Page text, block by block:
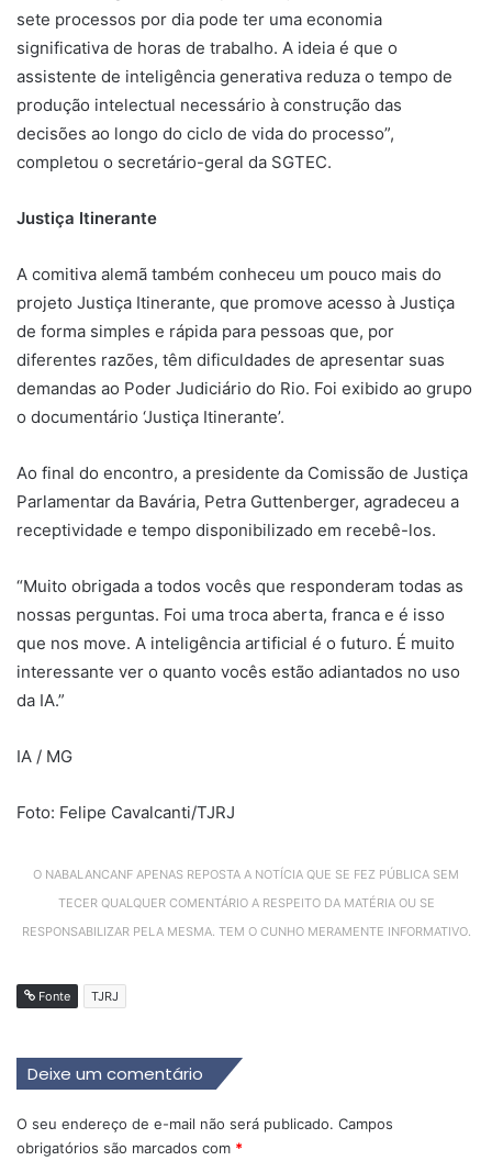
sete processos por dia pode ter uma economia
significativa de horas de trabalho. A ideia é que o
assistente de inteligência generativa reduza o tempo de
produção intelectual necessário à construção das
decisões ao longo do ciclo de vida do processo”,
completou o secretário-geral da SGTEC.
Justiça Itinerante
A comitiva alemã também conheceu um pouco mais do
projeto Justiça Itinerante, que promove acesso à Justiça
de forma simples e rápida para pessoas que, por
diferentes razões, têm dificuldades de apresentar suas
demandas ao Poder Judiciário do Rio. Foi exibido ao grupo
o documentário ‘Justiça Itinerante’.
Ao final do encontro, a presidente da Comissão de Justiça
Parlamentar da Bavária, Petra Guttenberger, agradeceu a
receptividade e tempo disponibilizado em recebê-los.
“Muito obrigada a todos vocês que responderam todas as
nossas perguntas. Foi uma troca aberta, franca e é isso
que nos move. A inteligência artificial é o futuro. É muito
interessante ver o quanto vocês estão adiantados no uso
da IA.”
IA / MG
Foto: Felipe Cavalcanti/TJRJ
O NABALANCANF APENAS REPOSTA A NOTÍCIA QUE SE FEZ PÚBLICA SEM
TECER QUALQUER COMENTÁRIO A RESPEITO DA MATÉRIA OU SE
RESPONSABILIZAR PELA MESMA. TEM O CUNHO MERAMENTE INFORMATIVO.
Fonte TJRJ
Deixe um comentário
O seu endereço de e-mail não será publicado. Campos
obrigatórios são marcados com *